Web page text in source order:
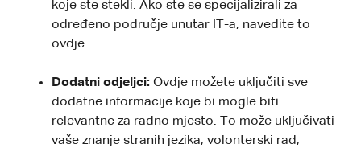
koje ste stekli. Ako ste se specijalizirali za
određeno područje unutar IT-a, navedite to
ovdje.
Dodatni odjeljci: Ovdje možete uključiti sve
dodatne informacije koje bi mogle biti
relevantne za radno mjesto. To može uključivati
vaše znanje stranih jezika, volonterski rad,